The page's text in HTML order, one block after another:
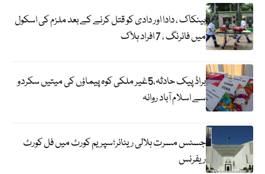
بینکاک ، دادا اور دادی کو قتل کرنے کے بعد ملزم کی اسکول
میں فائرنگ ، 7 افراد ہلاک
براڈ پیک حادثہ،5غیر ملکی کوہ پیماؤں کی میتیں سکردو
سے اسلام آباد روانہ
جسٹس مسرت ہلالی ریٹائر؛سپریم کورٹ میں فل کورٹ
ریفرنس